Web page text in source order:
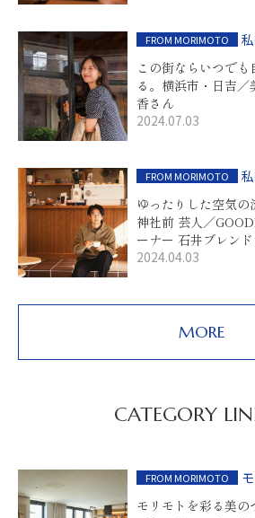
FROM MORIMOTO
この街ならいつで
る。横浜市・日吉
香さん
2024.07.03
FROM MORIMOTO
ゆったりした空気
神社前 芸人／
ーナー 石井ブレン
2024.04.03
MORE
CATEGORY
FROM MORIMOTO
モリモトを彩る美